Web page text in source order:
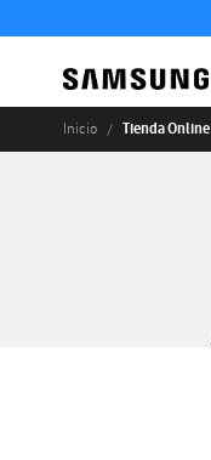
Inicio Tienda Online